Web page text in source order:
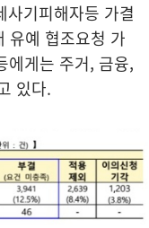
기피해자등 가결
유예 협조요청 가
에게는 주거, 금융,
있다.